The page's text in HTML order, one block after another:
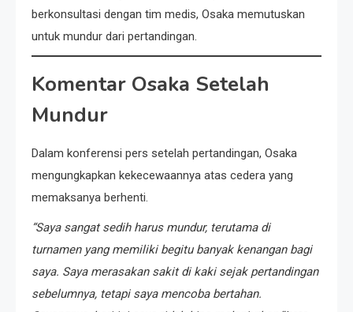
berkonsultasi dengan tim medis, Osaka memutuskan
untuk mundur dari pertandingan.
Komentar Osaka Setelah
Mundur
Dalam konferensi pers setelah pertandingan, Osaka
mengungkapkan kekecewaannya atas cedera yang
memaksanya berhenti.
“Saya sangat sedih harus mundur, terutama di
turnamen yang memiliki begitu banyak kenangan bagi
saya. Saya merasakan sakit di kaki sejak pertandingan
sebelumnya, tetapi saya mencoba bertahan.